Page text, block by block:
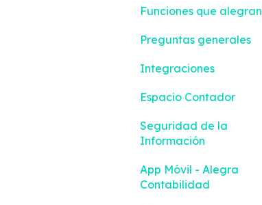
Funciones que alegran
Preguntas generales
Integraciones
Espacio Contador
Seguridad de la
Información
App Móvil - Alegra
Contabilidad